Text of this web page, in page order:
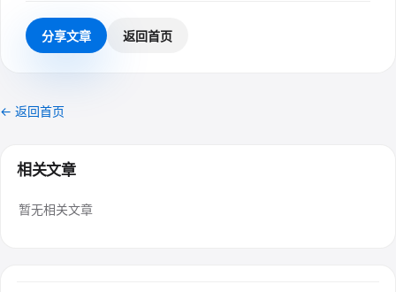
分享文章 返回首页
← 返回首页
相关文章
暂无相关文章